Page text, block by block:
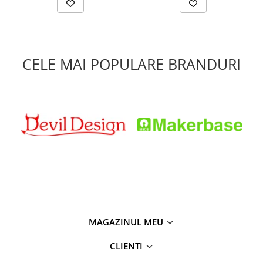
CELE MAI POPULARE BRANDURI
MAGAZINUL MEU
CLIENTI